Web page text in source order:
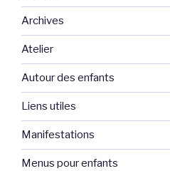
Archives
Atelier
Autour des enfants
Liens utiles
Manifestations
Menus pour enfants